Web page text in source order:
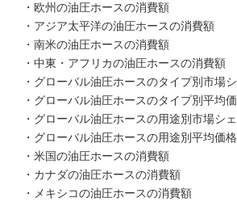
・欧州の油圧ホースの消費額
・アジア太平洋の油圧ホースの消費額
・南米の油圧ホースの消費額
・中東・アフリカの油圧ホースの消費額
・グローバル油圧ホースのタイプ別市場
・グローバル油圧ホースのタイプ別平均
・グローバル油圧ホースの用途別市場シ
・グローバル油圧ホースの用途別平均価格
・米国の油圧ホースの消費額
・カナダの油圧ホースの消費額
・メキシコの油圧ホースの消費額